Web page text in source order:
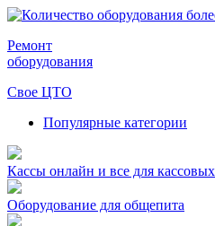
Ремонт
оборудования
Свое ЦТО
Популярные категории
Кассы онлайн и все для
Оборудование для общепита